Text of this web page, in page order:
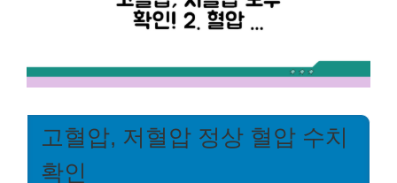
고혈압, 저혈압 정상 혈압 수치
확인